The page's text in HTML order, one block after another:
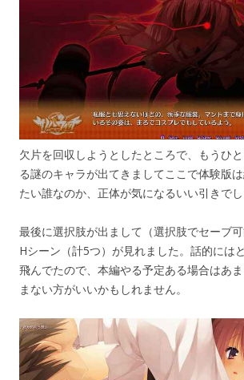
欠片を回収しようとしたところで、もうひ
る謎のキャラが出てきましてここで体験版
たい誰なのか、正体が気になるいい引きでし
最後に選択肢が出まして（選択肢でセーブ
Hシーン（計5つ）が見れました。話的には
飛んでたので、本編やる予定ある場合はあ
まない方がいいかもしれません。